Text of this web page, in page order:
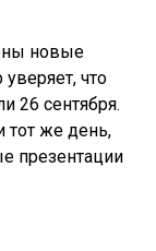
новые
что
26 сентября.
тот же день,
презентации